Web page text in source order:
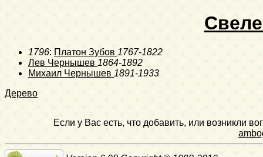
1796: Платон Зубов 1767-1822
Лев Чернышев 1864-1892
Михаил Чернышев 1891-1933
Дерево
Если у Вас есть, что добавить, или возникли